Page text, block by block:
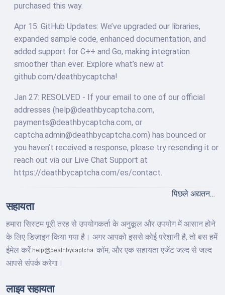
purchased this way.
Apr 15: GitHub Updates: We’ve upgraded our libraries,
expanded sample code, enhanced documentation, and
added support for C++ and Go, making integration
smoother than ever. Explore what’s new at
github.com/deathbycaptcha!
Jan 27: RESOLVED - If your email to one of our official
addresses (help@deathbycaptcha.com,
payments@deathbycaptcha.com, or
captcha.admin@deathbycaptcha.com) has bounced or
you haven’t received a response, please try resending it or
reach out via our Live Chat Support at
https://deathbycaptcha.com/es/contact.
पिछले अद्यतन…
सहायता
हमारा सिस्टम पूरी तरह से उपयोगकर्ता के अनुकूल और उपयोग में आसान होने
के लिए डिज़ाइन किया गया है। अगर आपको इससे कोई परेशानी है, तो बस हमें
ईमेल करें
कॉम, और एक सहायता एजेंट जल्द से जल्द
आपसे संपर्क करेगा।
लाइव सहायता